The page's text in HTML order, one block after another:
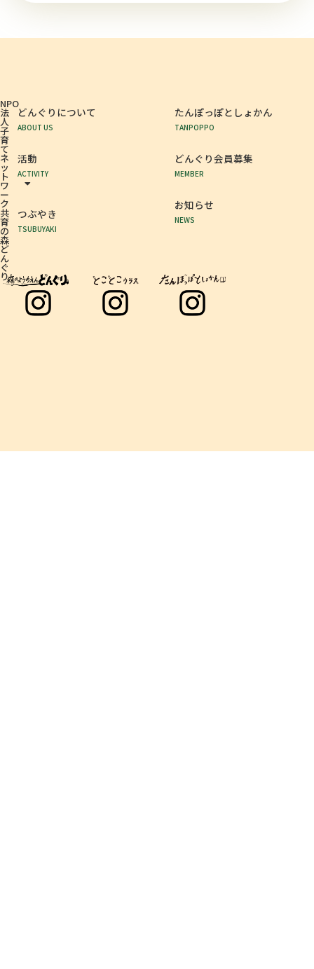
NPO
法
人
子
育
て
ネ
ッ
ト
ワ
ー
ク
共
育
の
森
ど
ん
ぐ
り
どんぐりについて
ABOUT US
活動
ACTIVITY
つぶやき
TSUBUYAKI
たんぽっぽとしょかん
TANPOPPO
どんぐり会員募集
MEMBER
お知らせ
NEWS